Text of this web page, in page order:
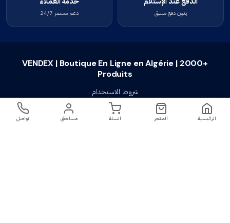
بدون دفع مسبق دعم مستمر 24/7
VENDEX | Boutique En Ligne en Algérie | 2000+
Produits
شروط الاستخدام
سياسة الخصوصية
سياسة الإستبدال والإسترجاع
الرئيسية المتجر السلة مساحتي تواصل